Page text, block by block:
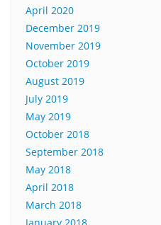
April 2020
December 2019
November 2019
October 2019
August 2019
July 2019
May 2019
October 2018
September 2018
May 2018
April 2018
March 2018